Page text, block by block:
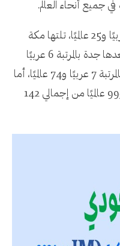
جميع أنحاء العالم.
وجاءت مدينة الرياض في المرتبة 3 عربيًا و25 عالميًا، تلتها مكة
المكرمة بالمرتبة 5 عربيًا و52 عالميًا، وبعدها جدة بالمرتبة 6 عربيًا
و55 عالميًا، فيما حلت المدينة المنورة بالمرتبة 7 عربيًا و74 عالميًا، أما
مدينة الخبر فكانت بالمرتبة 9 عربيًا و99 عالميًا من إجمالي 142